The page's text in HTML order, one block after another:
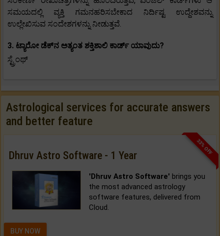
ಸಮಯದಲ್ಲಿ ವ್ಯಕ್ತಿ ಗಮನಹರಿಸಬೇಕಾದ ನಿರ್ದಿಷ್ಟ ಉದ್ದೇಶವನ್ನು
ಉಲ್ಲೇಖಿಸುವ ಸಂದೇಶಗಳನ್ನು ನೀಡುತ್ತವೆ.
3. ಟ್ಯಾರೋ ಡೆಕ್‌ನ ಅತ್ಯಂತ ಶಕ್ತಿಶಾಲಿ ಕಾರ್ಡ್ ಯಾವುದು?
ಸ್ಟ್ರೆಂಥ್
Astrological services for accurate answers
and better feature
33% OFF
Dhruv Astro Software - 1 Year
'Dhruv Astro Software' brings you
the most advanced astrology
software features, delivered from
Cloud.
BUY NOW